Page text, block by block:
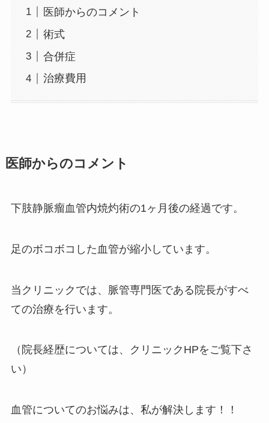
医師からのコメント
術式
合併症
治療費用
医師からのコメント
下肢静脈瘤血管内焼灼術の1ヶ月後の経過です。
足のボコボコした血管が縮小しています。
当クリニックでは、脈管専門医である院長がすべ
ての治療を行います。
（院長経歴については、クリニックHPをご覧下さ
い）
血管についてのお悩みは、私が解決します！！